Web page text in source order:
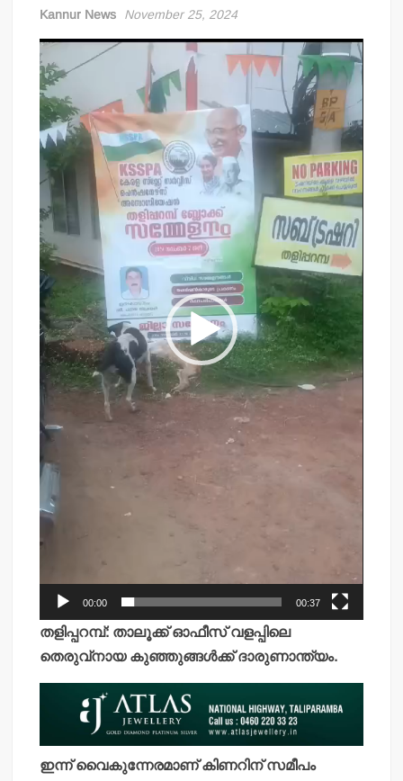
Kannur News November 25, 2024
Video
Player
00:00 00:37
തളിപ്പറമ്പ്: താലൂക്ക് ഓഫീസ് വളപ്പിലെ
തെരുവ്‌നായ കുഞ്ഞുങ്ങള്‍ക്ക് ദാരുണാന്ത്യം.
ഇന്ന് വൈകുന്നേരമാണ് കിണറിന് സമീപം